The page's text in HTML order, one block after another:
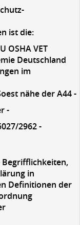
ist die:
OSHA VET
Deutschland
im
nähe der A44-
-
2962 -
Begrifflichkeiten,
in
Definitionen der